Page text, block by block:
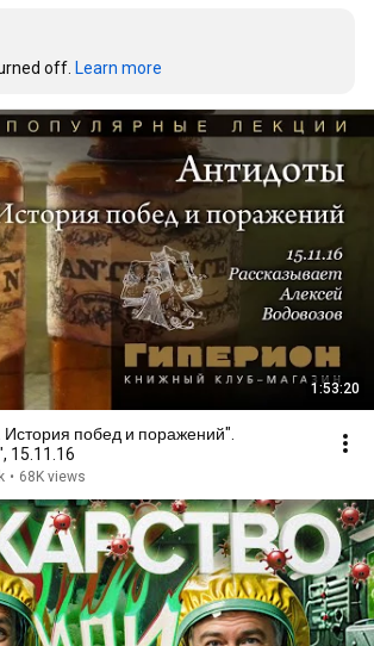
off. Learn more
1:53:20
побед и поражений".
15.11.16
• 68K views